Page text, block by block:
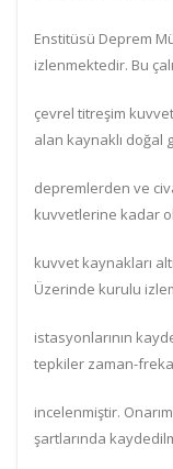
Enstitüsü Deprem
izlenmektedir. Bu
çevrel titreşim
alan kaynaklı doğal
depremlerden ve
kuvvetlerine kadar
kuvvet kaynakları
Üzerinde kurulu
istasyonlarının
tepkiler zaman-
incelenmiştir.
şartlarında